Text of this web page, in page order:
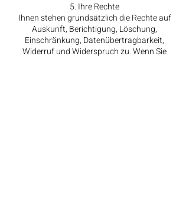
5. Ihre Rechte
Ihnen stehen grundsätzlich die Rechte auf
Auskunft, Berichtigung, Löschung,
Einschränkung, Datenübertragbarkeit,
Widerruf und Widerspruch zu. Wenn Sie